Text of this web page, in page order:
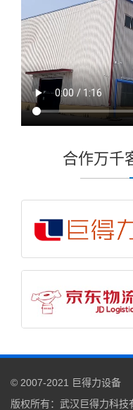
合作万千
© 2007-2021
巨得力设备
版权所有： 武汉巨得力科技